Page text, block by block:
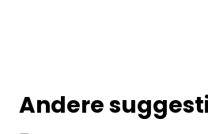
Andere